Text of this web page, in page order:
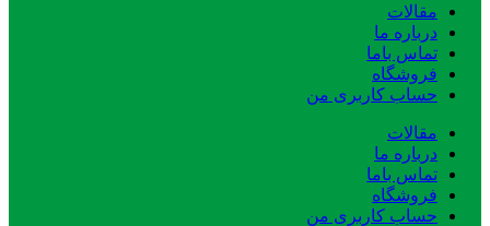
مقالات
درباره ما
تماس باما
فروشگاه
حساب کاربری من
مقالات
درباره ما
تماس باما
فروشگاه
حساب کاربری من